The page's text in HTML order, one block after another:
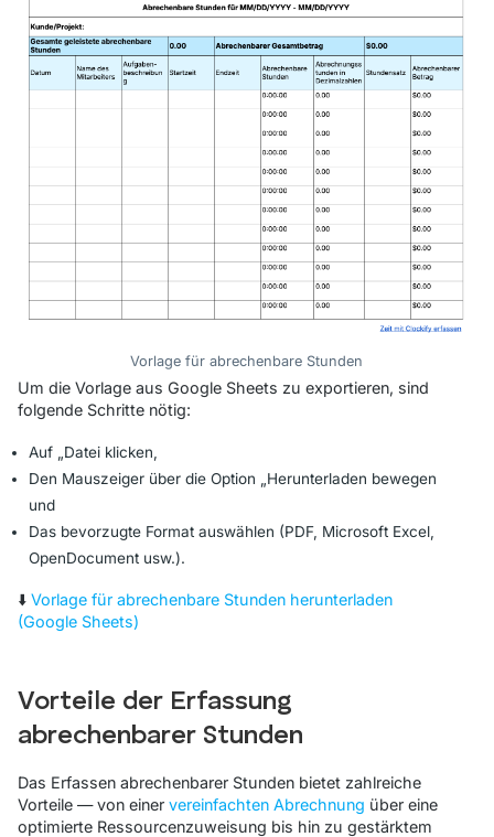
Vorlage für abrechenbare Stunden
Um die Vorlage aus Google Sheets zu exportieren, sind
folgende Schritte nötig:
Auf „Datei klicken,
Den Mauszeiger über die Option
„Herunterladen bewegen
und
Das bevorzugte Format auswählen (PDF, Microsoft Excel,
OpenDocument usw.).
⬇️ Vorlage für abrechenbare Stunden herunterladen
(Google Sheets)
Vorteile der Erfassung
abrechenbarer Stunden
Das Erfassen abrechenbarer Stunden bietet zahlreiche
Vorteile — von einer vereinfachten Abrechnung über eine
optimierte Ressourcenzuweisung bis hin zu gestärktem